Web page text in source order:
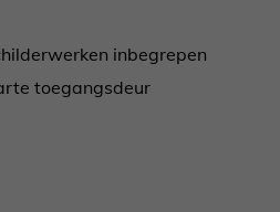
inbegrepen
toegangsdeur